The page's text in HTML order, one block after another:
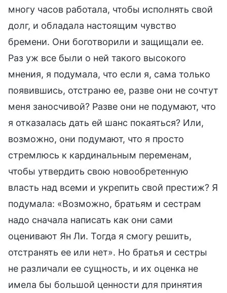
многу часов работала, чтобы исполнять свой
долг, и обладала настоящим чувство
бремени. Они боготворили и защищали ее.
Раз уж все были о ней такого высокого
мнения, я подумала, что если я, сама только
появившись, отстраню ее, разве они не сочтут
меня заносчивой? Разве они не подумают, что
я отказалась дать ей шанс покаяться? Или,
возможно, они подумают, что я просто
стремлюсь к кардинальным переменам,
чтобы утвердить свою новообретенную
власть над всеми и укрепить свой престиж? Я
подумала: «Возможно, братьям и сестрам
надо сначала написать как они сами
оценивают Ян Ли. Тогда я смогу решить,
отстранять ее или нет». Но братья и сестры
не различали ее сущность, и их оценка не
имела бы большой ценности для принятия